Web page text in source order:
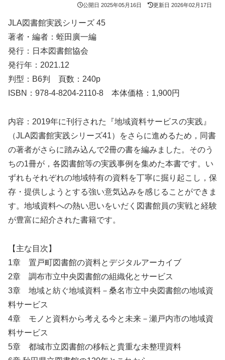
公開日 2025年05月16日 更新日 2026年02月17日
JLA図書館実践シリーズ 45
著者・編者：蛭田廣一編
発行：日本図書館協会
発行年：2021.12
判型：B6判 頁数：240p
ISBN：978-4-8204-2110-8 本体価格：1,900円
内容：2019年に刊行された『地域資料サービスの実践』
（JLA図書館実践シリーズ41）をさらに進めるため，同書
の著者がさらに踏み込んで2冊の書を編みました。そのう
ちの1冊が，各図書館等の実践事例を集めた本書です。い
ずれもそれぞれの地域特有の資料を丁寧に掘り起こし，保
存・提供しようとする強い意気込みを感じることができま
す。地域資料への熱い思いをいだく図書館員の実戦と経験
が豊富に紹介された書籍です。
【主な目次】
1章 置戸町図書館の資料とデジタルアーカイブ
2章 調布市立中央図書館の組織化とサービス
3章 地域と紡ぐ地域資料－桑名市立中央図書館の地域資
料サービス
4章 モノと資料から考える今と未来－瀬戸内市の地域資
料サービス
5章 都城市立図書館の移転と貴重な未整理資料